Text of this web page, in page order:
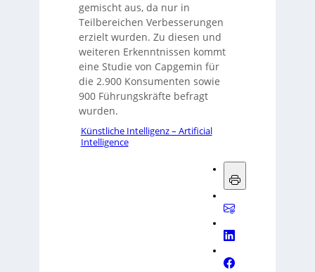
gemischt aus, da nur in
Teilbereichen Verbesserungen
erzielt wurden. Zu diesen und
weiteren Erkenntnissen kommt
eine Studie von Capgemin für
die 2.900 Konsumenten sowie
900 Führungskräfte befragt
wurden.
Künstliche Intelligenz – Artificial
Intelligence